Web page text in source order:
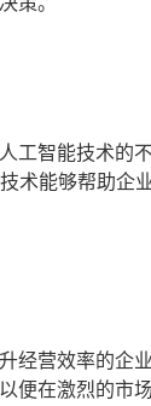
工智能技术的
术能够帮助企
经营效率的企
便在激烈的市